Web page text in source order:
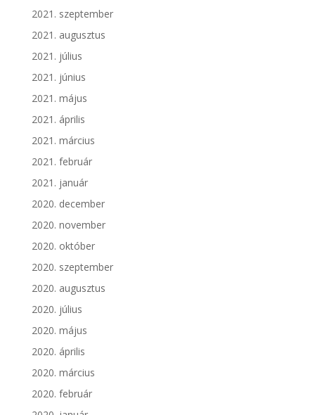
2021. szeptember
2021. augusztus
2021. július
2021. június
2021. május
2021. április
2021. március
2021. február
2021. január
2020. december
2020. november
2020. október
2020. szeptember
2020. augusztus
2020. július
2020. május
2020. április
2020. március
2020. február